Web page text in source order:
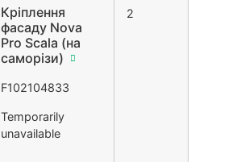
Кріплення
фасаду Nova
Pro Scala (на
саморізи)
F102104833
Temporarily
unavailable
2